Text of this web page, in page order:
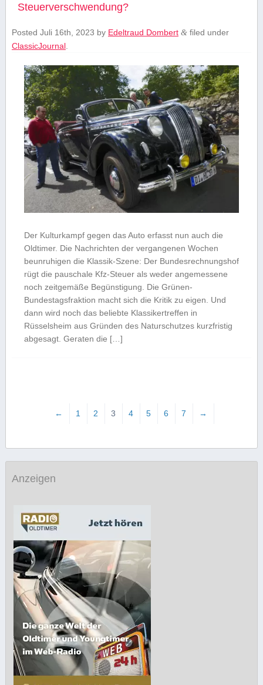
Steuerverschwendung?
Posted Juli 16th, 2023 by Edeltraud Dombert &filed under
ClassicJournal.
Der Kulturkampf gegen das Auto erfasst nun auch die
Oldtimer. Die Nachrichten der vergangenen Wochen
beunruhigen die Klassik-Szene: Der Bundesrechnungshof
rügt die pauschale Kfz-Steuer als weder angemessene
noch zeitgemäße Begünstigung. Die Grünen-
Bundestagsfraktion macht sich die Kritik zu eigen. Und
dann wird noch das beliebte Klassikertreffen in
Rüsselsheim aus Gründen des Naturschutzes kurzfristig
abgesagt. Geraten die […]
← 1 2 3 4 5 6 7 →
Anzeigen